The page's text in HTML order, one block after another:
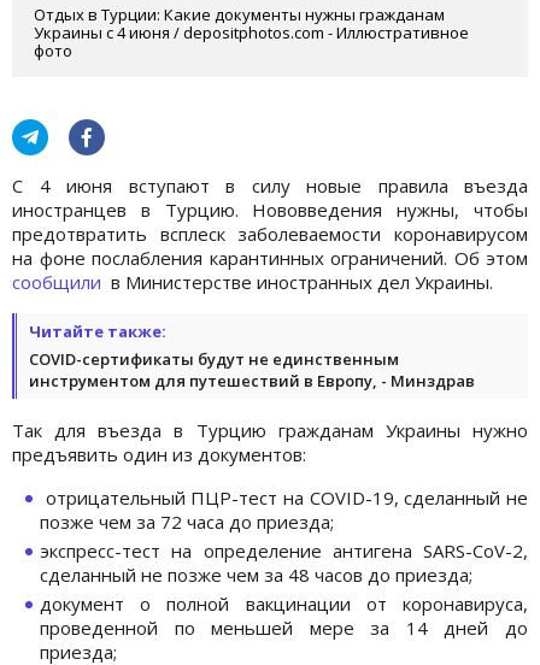
Отдых в Турции: Какие документы нужны гражданам
Украины с 4 июня / depositphotos.com - Иллюстративное
фото
С 4 июня вступают в силу новые правила въезда
иностранцев в Турцию. Нововведения нужны, чтобы
предотвратить всплеск заболеваемости коронавирусом
на фоне послабления карантинных ограничений. Об этом
сообщили в Министерстве иностранных дел Украины.
Читайте также:
COVID-сертификаты будут не единственным
инструментом для путешествий в Европу, - Минздрав
Так для въезда в Турцию гражданам Украины нужно
предъявить один из документов:
отрицательный ПЦР-тест на COVID-19, сделанный не
позже чем за 72 часа до приезда;
экспресс-тест на определение антигена SARS-CoV-2,
сделанный не позже чем за 48 часов до приезда;
документ о полной вакцинации от коронавируса,
проведенной по меньшей мере за 14 дней до
приезда;